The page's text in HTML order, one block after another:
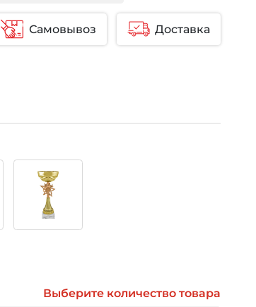
Самовывоз Доставка
Выберите количество товара